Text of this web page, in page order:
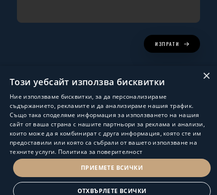
ИЗПРАТИ
Изработка и поддръжка:ShalomDev.com
© Hus Estate 2022. All Rights Reserved.Общи условия за ползване
×
Този уебсайт използва бисквитки
Ние използваме бисквитки, за да персонализираме
съдържанието, рекламите и да анализираме нашия трафик.
Също така споделяме информация за използването на нашия
сайт от ваша страна с нашите партньори за реклама и анализи,
които може да я комбинират с друга информация, която сте им
предоставили или която са събрали от вашето използване на
техните услуги. Политика за поверителност
ПРИЕМЕТЕ ВСИЧКИ
ОТХВЪРЛЕТЕ ВСИЧКИ